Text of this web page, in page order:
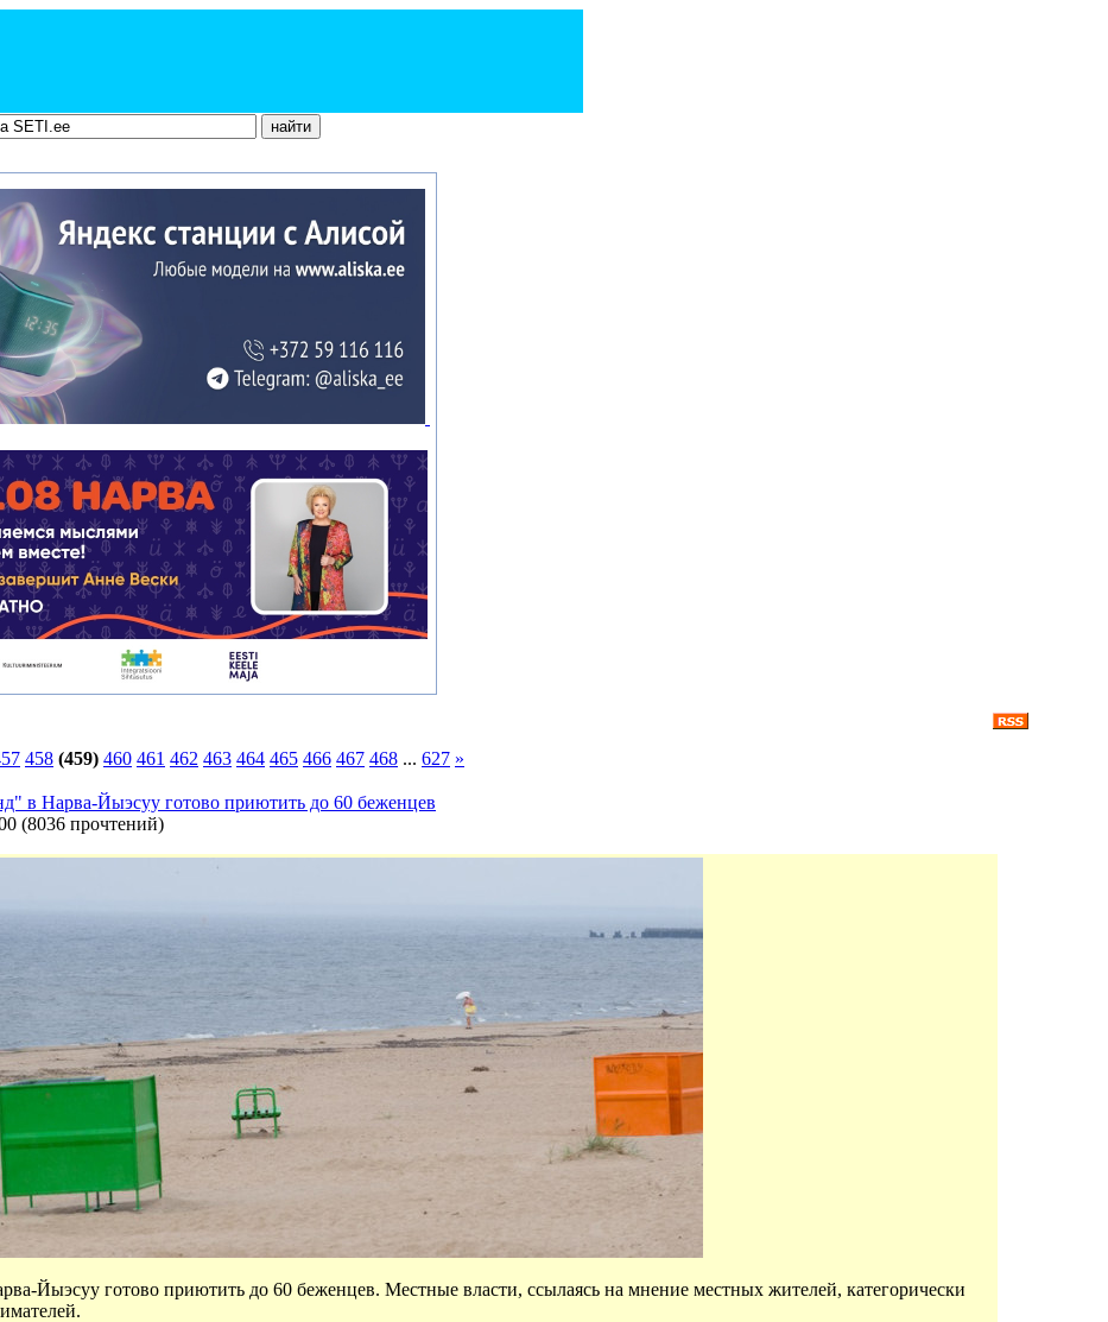
458 (459) 460 461 462 463 464 465 466 467 468 ... 627 »
в Нарва-Йыэсуу готово приютить до 60 беженцев
(8036 прочтений)
Йыэсуу готово приютить до 60 беженцев. Местные власти, ссылаясь на мнение местных жителей, категорически